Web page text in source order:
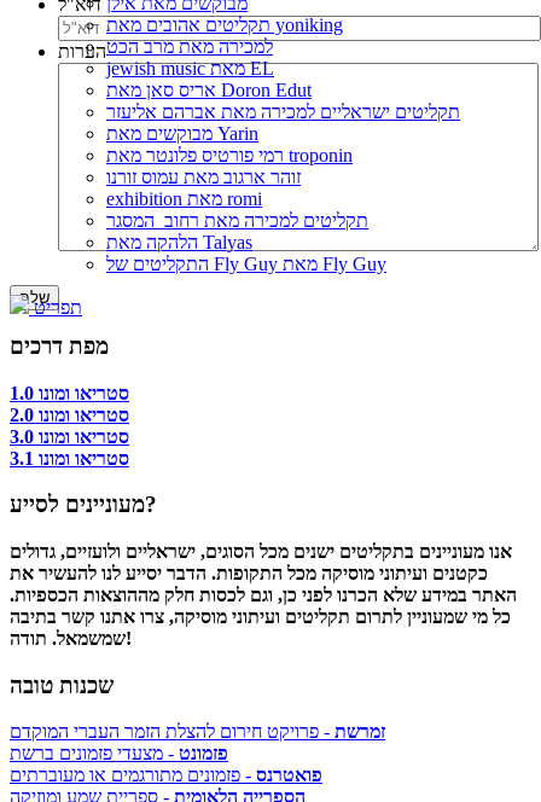
תקליטים אהובים מאת yoniking
למכירה מאת מרב הכט
jewish music מאת EL
אריס סאן מאת Doron Edut
תקליטים ישראליים למכירה מאת אברהם אליעזר
מבוקשים מאת Yarin
רמי פורטיס פלונטר מאת troponin
זוהר ארגוב מאת עמוס זורנו
exhibition מאת romi
תקליטים למכירה מאת רחוב_המסגר
הלהקה מאת Talyas
התקליטים של Fly Guy מאת Fly Guy
תפריט
הערות
מפת דרכים
סטריאו ומונו 1.0
סטריאו ומונו 2.0
סטריאו ומונו 3.0
סטריאו ומונו 3.1
מעוניינים לסייע?
אנו מעוניינים בתקליטים ישנים מכל הסוגים, ישראליים ולועזיים, גדולים
כקטנים ועיתוני מוסיקה מכל התקופות. הדבר יסייע לנו להעשיר את
האתר במידע שלא הכרנו לפני כן, וגם לכסות חלק מההוצאות הכספיות.
כל מי שמעוניין לתרום תקליטים ועיתוני מוסיקה, צרו אתנו קשר בתיבה
שמשמאל. תודה!
שכנות טובה
זמרשת - פרויקט חירום להצלת הזמר העברי המוקדם
פזמונט - מצעדי פזמונים ברשת
פואטרנס - פזמונים מתורגמים או מעוברתים
הספרייה הלאומית - ספריית שמע ומוזיקה